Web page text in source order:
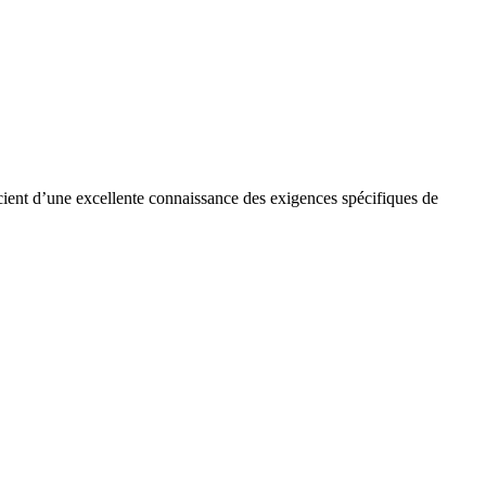
d’une excellente connaissance des exigences spécifiques de